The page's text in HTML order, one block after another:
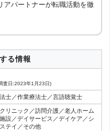
アパートナーが転職活動を徹
る情報
査日:2023年1月23日)
士／作業療法士／言語聴覚士
リニック／訪問介護／老人ホーム
設／デイサービス／デイケア／シ
テイ／その他